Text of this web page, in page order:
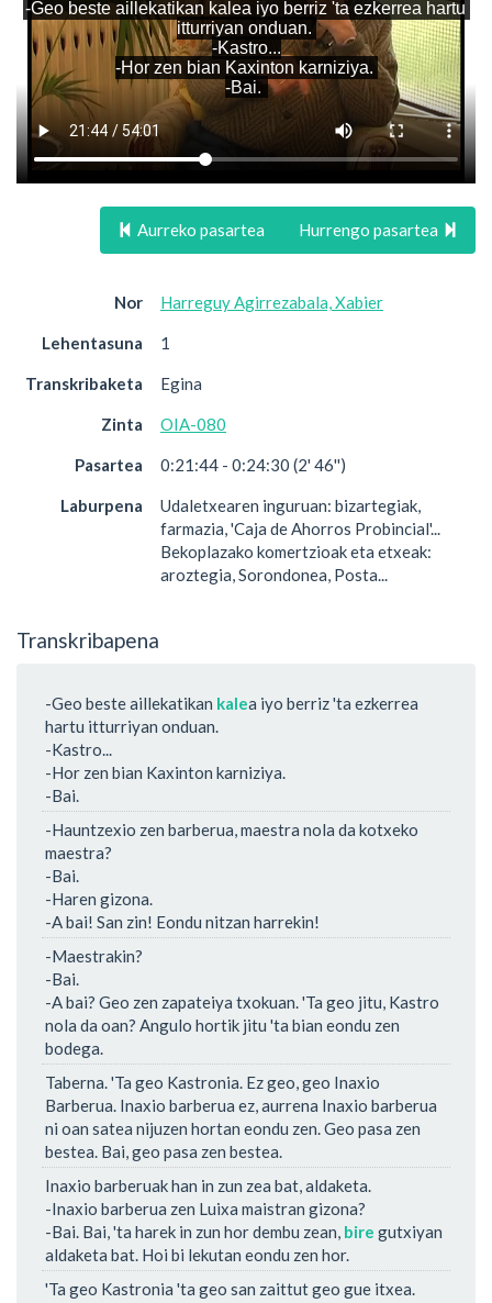
Aurreko pasartea Hurrengo pasartea
Nor Harreguy Agirrezabala, Xabier
Lehentasuna 1
Transkribaketa Egina
Zinta OIA-080
Pasartea 0:21:44 - 0:24:30 (2' 46'')
Laburpena
Udaletxearen inguruan: bizartegiak,
farmazia, 'Caja de Ahorros Probincial'...
Bekoplazako komertzioak eta etxeak:
aroztegia, Sorondonea, Posta...
Transkribapena
-Geo beste aillekatikan kalea iyo berriz 'ta ezkerrea
hartu itturriyan onduan.
-Kastro...
-Hor zen bian Kaxinton karniziya.
-Bai.
-Hauntzexio zen barberua, maestra nola da kotxeko
maestra?
-Bai.
-Haren gizona.
-A bai! San zin! Eondu nitzan harrekin!
-Maestrakin?
-Bai.
-A bai? Geo zen zapateiya txokuan. 'Ta geo jitu, Kastro
nola da oan? Angulo hortik jitu 'ta bian eondu zen
bodega.
Taberna. 'Ta geo Kastronia. Ez geo, geo Inaxio
Barberua. Inaxio barberua ez, aurrena Inaxio barberua
ni oan satea nijuzen hortan eondu zen. Geo pasa zen
bestea. Bai, geo pasa zen bestea.
Inaxio barberuak han in zun zea bat, aldaketa.
-Inaxio barberua zen Luixa maistran gizona?
-Bai. Bai, 'ta harek in zun hor dembu zean, bire gutxiyan
aldaketa bat. Hoi bi lekutan eondu zen hor.
'Ta geo Kastronia 'ta geo san zaittut geo gue itxea.